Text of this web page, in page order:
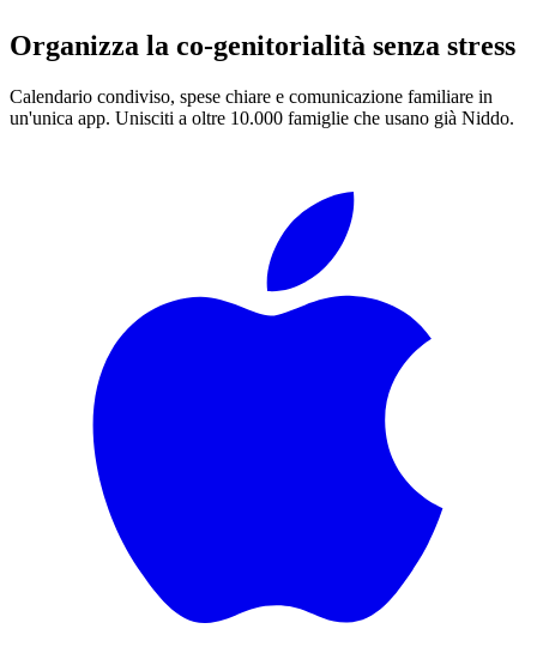
Organizza la co-genitorialità senza stress
Calendario condiviso, spese chiare e comunicazione familiare in
un'unica app. Unisciti a oltre 10.000 famiglie che usano già Niddo.